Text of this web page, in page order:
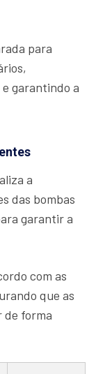
para
garantindo a
a
das bombas
garantir a
com as
que as
de forma